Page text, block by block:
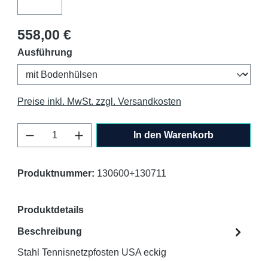
Regulärer Preis:
558,00 €
Ausführungauswählen
Preise inkl. MwSt. zzgl. Versandkosten
Produkt Anzahl: Gib den gewünschten
In den Warenkorb
Produktnummer: 130600+130711
Produktdetails
Beschreibung
Stahl Tennisnetzpfosten USA eckig